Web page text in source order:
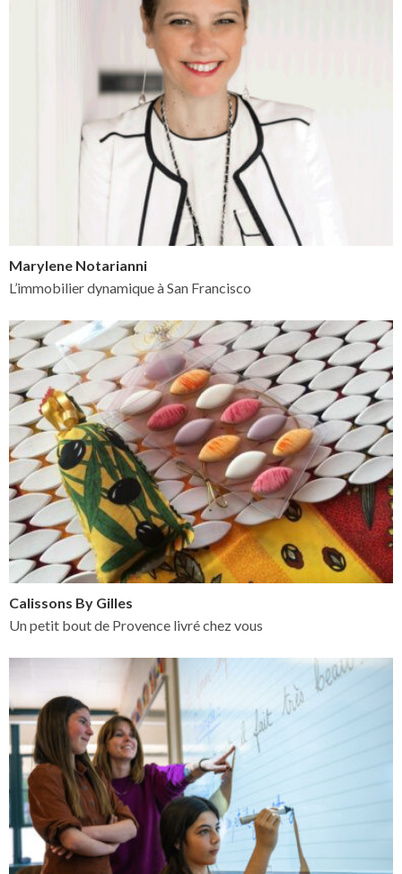
Marylene Notarianni
L’immobilier dynamique à San Francisco
Calissons By Gilles
Un petit bout de Provence livré chez vous